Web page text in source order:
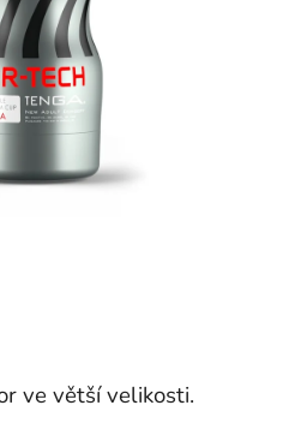
ve větší velikosti.